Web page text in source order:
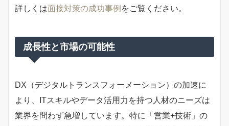
詳しくは面接対策の成功事例 をご覧ください。
成長性と市場の可能性
DX（デジタルトランスフォーメーション）の加速に
より、ITスキルやデータ活用力を持つ人材のニーズは
業界を問わず急増しています。特に「営業+技術」の